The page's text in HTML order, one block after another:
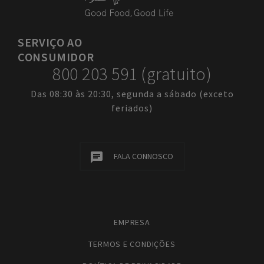
SERVIÇOAO
CONSUMIDOR
800 203 591 (gratuito)
Das 08:30 às 20:30, segunda a sábado (exceto
feriados)
FALA CONNOSCO
EMPRESA
TERMOS E CONDIÇÕES